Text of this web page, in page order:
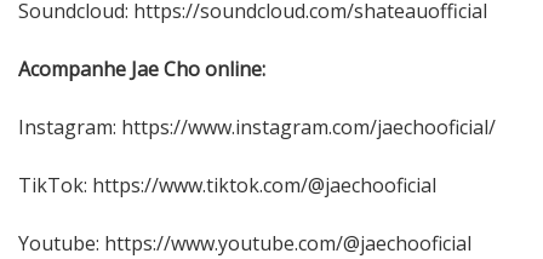
Soundcloud: https://soundcloud.com/shateauofficial
Acompanhe Jae Cho online:
Instagram: https://www.instagram.com/jaechooficial/
TikTok: https://www.tiktok.com/@jaechooficial
Youtube: https://www.youtube.com/@jaechooficial